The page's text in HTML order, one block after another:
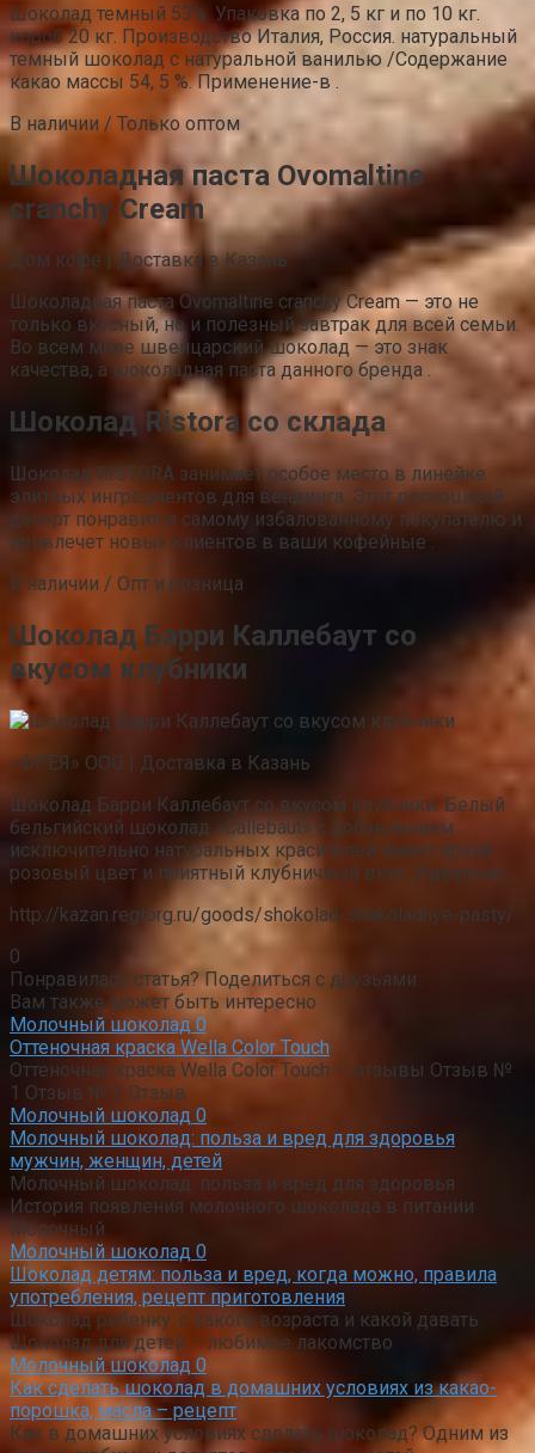
Шоколад темный 53%. Упаковка по 2, 5 кг и по 10 кг.
короб 20 кг. Производство Италия, Россия. натуральный
темный шоколад с натуральной ванилью /Содержание
какао массы 54, 5 %. Применение-в .
В наличии / Только оптом
Шоколадная паста Ovomaltine
cranchy Cream
Дом кофе | Доставка в Казань
Шоколадная паста Ovomaltine cranchy Cream — это не
только вкусный, но и полезный завтрак для всей семьи.
Во всем мире швейцарский шоколад — это знак
качества, а шоколадная паста данного бренда .
Шоколад Ristora со склада
Шоколад RISTORA занимает особое место в линейке
элитных ингредиентов для вендинга. Этот роскошный
десерт понравится самому избалованному покупателю и
привлечет новых клиентов в ваши кофейные .
В наличии / Опт и розница
Шоколад Барри Каллебаут со
вкусом клубники
«ФРЕЯ» ООО | Доставка в Казань
Шоколад Барри Каллебаут со вкусом клубники. Белый
бельгийский шоколад «Callebaut» с добавлением
исключительно натуральных красителей имеет яркий
розовый цвет и приятный клубничный вкус. Идеально .
http://kazan.regtorg.ru/goods/shokolad-shokoladnye-pasty/
0
Понравилась статья? Поделиться с друзьями:
Вам также может быть интересно
Молочный шоколад 0
Оттеночная краска Wella Color Touch
Оттеночная краска Wella Color Touch — отзывы Отзыв №
1 Отзыв № 2 Отзыв
Молочный шоколад 0
Молочный шоколад: польза и вред для здоровья
мужчин, женщин, детей
Молочный шоколад: польза и вред для здоровья
История появления молочного шоколада в питании
Молочный
Молочный шоколад 0
Шоколад детям: польза и вред, когда можно, правила
употребления, рецепт приготовления
Шоколад ребенку: с какого возраста и какой давать
Шоколад для детей – любимое лакомство
Молочный шоколад 0
Как сделать шоколад в домашних условиях из какао-
порошка, масла – рецепт
Как в домашних условиях сделать шоколад? Одним из